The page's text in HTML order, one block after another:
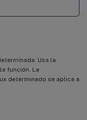
Usa la
función. La
determinado se aplica a